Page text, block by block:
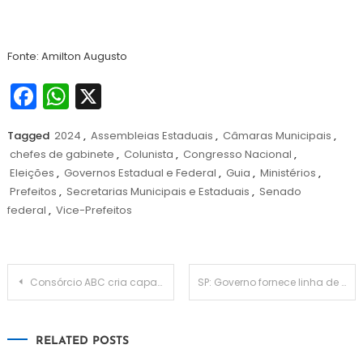
Fonte: Amilton Augusto
Facebook
WhatsApp
X
Tagged 2024 , Assembleias Estaduais , Câmaras Municipais ,
chefes de gabinete , Colunista , Congresso Nacional ,
Eleições , Governos Estadual e Federal , Guia , Ministérios ,
Prefeitos , Secretarias Municipais e Estaduais , Senado
federal , Vice-Prefeitos
Navegação
Consórcio ABC cria capacitação sobre Nova Lei de Licitações SP: Governo fornece linha de crédito para startups
RELATED POSTS